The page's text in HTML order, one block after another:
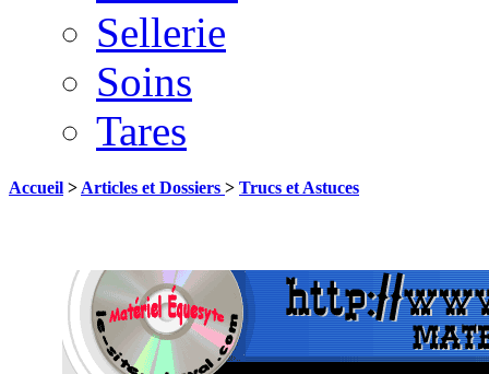
Sellerie
Soins
Tares
Accueil > Articles et Dossiers > Trucs et Astuces